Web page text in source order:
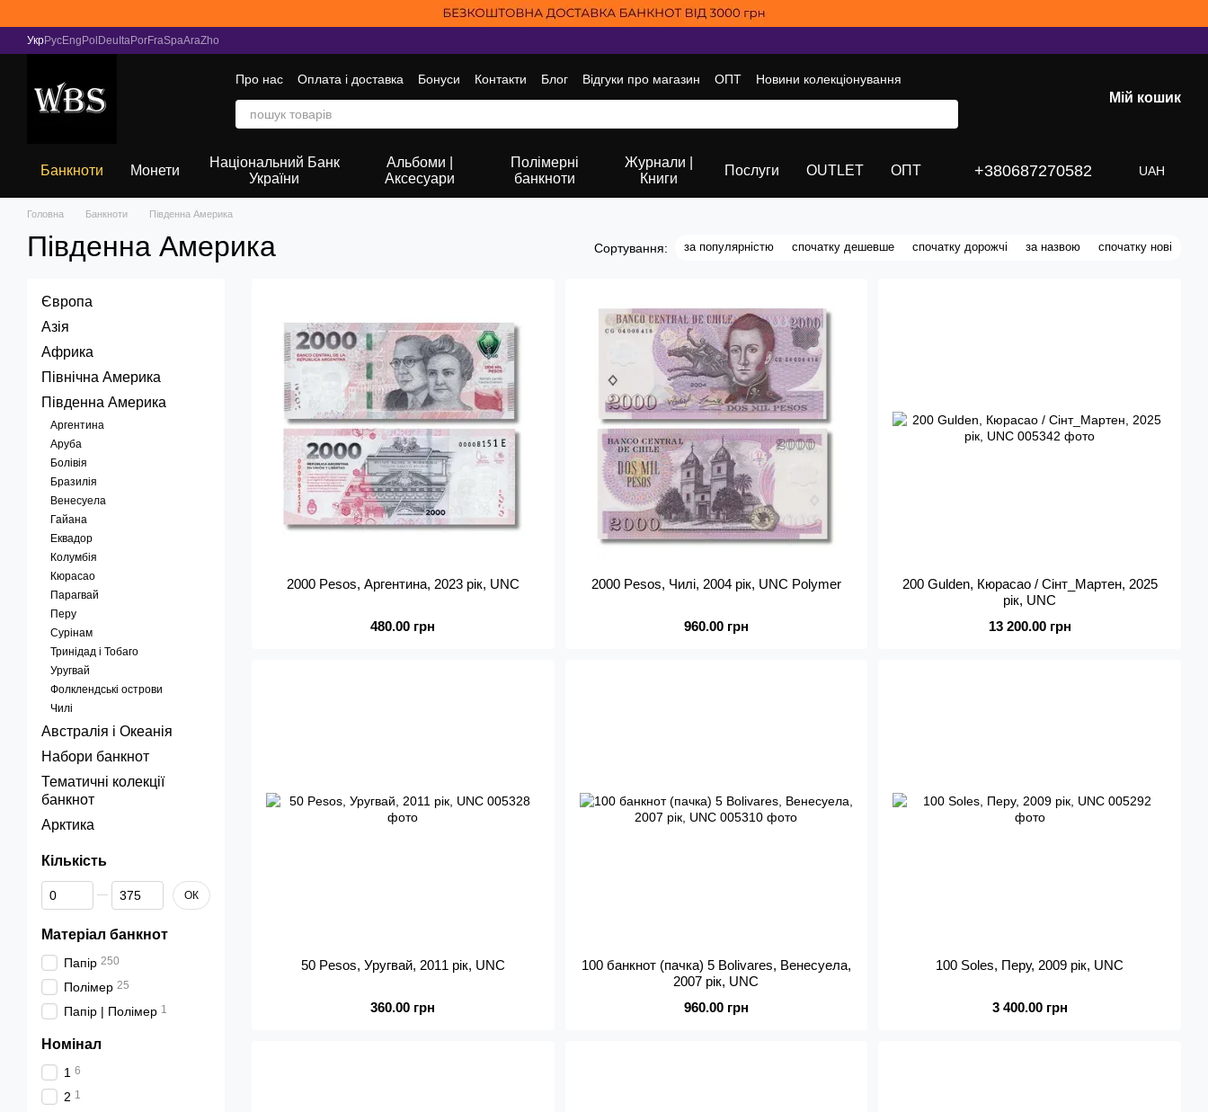
УкрРусEng Pol Deu ItaPorFraSpaAraZho
Про нас Оплата і доставка Бонуси Контакти Блог Відгуки про магазин ОПТ Новини колекціонування
Мій кошик
Банкноти Монети
Національний Банк
України
Альбоми |
Аксесуари
Полімерні
банкноти
Журнали |
Книги
Послуги OUTLET ОПТ +380687270582 UAH
Головна Банкноти Південна Америка
Південна Америка Сортування: за популярністю спочатку дешевше спочатку дорожчі за назвою спочатку нові
2000 Pesos, Аргентина, 2023 рік, UNC
480.00 грн
2000 Pesos, Чилі, 2004 рік, UNC Polymer
960.00 грн
200 Gulden, Кюрасао / Сінт_Мартен, 2025
рік, UNC
13 200.00 грн
50 Pesos, Уругвай, 2011 рік, UNC
360.00 грн
100 банкнот (пачка) 5 Bolivares, Венесуела,
2007 рік, UNC
960.00 грн
100 Soles, Перу, 2009 рік, UNC
3 400.00 грн
Європа
Азія
Африка
Північна Америка
Південна Америка
Аргентина
Аруба
Болівія
Бразилія
Венесуела
Гайана
Еквадор
Колумбія
Кюрасао
Парагвай
Перу
Сурінам
Тринідад і Тобаго
Уругвай
Фолклендські острови
Чилі
Австралія і Океанія
Набори банкнот
Тематичні колекції
банкнот
Арктика
Кількість
Від Кількість
До Кількість ОК
Матеріал банкнот
Папір 250
Полімер 25
Папір | Полімер 1
Номінал
1 6
2 1